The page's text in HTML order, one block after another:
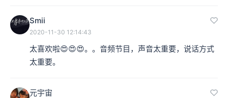
Smii
2020-11-30 12:14:43
太喜欢啦😍😍😍。。音频节目，声音太重要，说话方式
太重要。
元宇宙